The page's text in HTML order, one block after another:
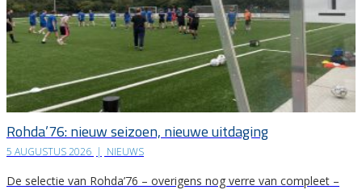
Rohda’76: nieuw seizoen, nieuwe uitdaging
5 AUGUSTUS 2026 | NIEUWS
De selectie van Rohda’76 – overigens nog verre van compleet –